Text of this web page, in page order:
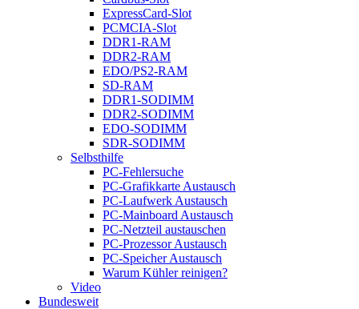
ExpressCard-Slot
PCMCIA-Slot
DDR1-RAM
DDR2-RAM
EDO/PS2-RAM
SD-RAM
DDR1-SODIMM
DDR2-SODIMM
EDO-SODIMM
SDR-SODIMM
Selbsthilfe
PC-Fehlersuche
PC-Grafikkarte Austausch
PC-Laufwerk Austausch
PC-Mainboard Austausch
PC-Netzteil austauschen
PC-Prozessor Austausch
PC-Speicher Austausch
Warum Kühler reinigen?
Video
Bundesweit